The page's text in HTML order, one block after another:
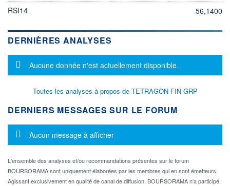
RSI14
56,1400
DERNIÈRES ANALYSES
Message d'information
Aucune donnée n'est actuellement disponible.
Toutes les analyses à propos de TETRAGON FIN GRP
DERNIERS MESSAGES SUR LE FORUM
Message d'information
Aucun message à afficher
L'ensemble des analyses et/ou recommandations présentes sur le forum
BOURSORAMA sont uniquement élaborées par les membres qui en sont émetteurs.
Agissant exclusivement en qualité de canal de diffusion, BOURSORAMA n'a participé